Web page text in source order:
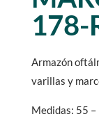
178-
Armazón
varillas y
Medidas: 55